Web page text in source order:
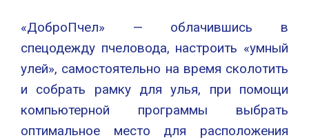
«ДоброПчел» — облачившись в
спецодежду пчеловода, настроить «умный
улей», самостоятельно на время сколотить
и собрать рамку для улья, при помощи
компьютерной программы выбрать
оптимальное место для расположения